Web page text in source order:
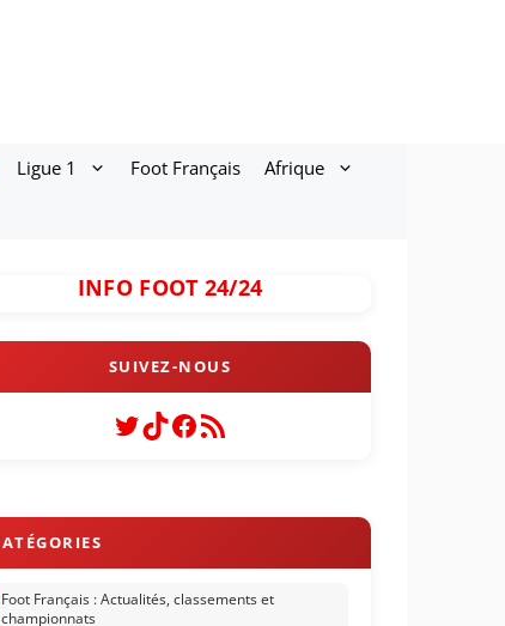
Ligue 1 Foot Français Afrique
INFO FOOT 24/24
Twitter
TikTok
Facebook
Flux RSS
Foot Français : Actualités, classements et
championnats